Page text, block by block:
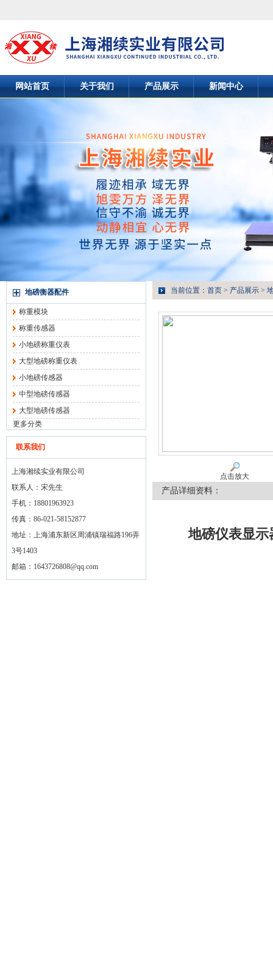
网站首页 关于我们 产品展示 新闻中心
地磅衡器配件
称重模块
称重传感器
小地磅称重仪表
大型地磅称重仪表
小地磅传感器
中型地磅传感器
大型地磅传感器
更多分类
联系我们
上海湘续实业有限公司
联系人：宋先生
手机：18801963923
传真：86-021-58152877
地址：上海浦东新区周浦镇瑞福路196弄
3号1403
邮箱： 1643726808@qq.com
当前位置： 首页 > 产品展示 >
点击放大
产品详细资料：
地磅仪表显示